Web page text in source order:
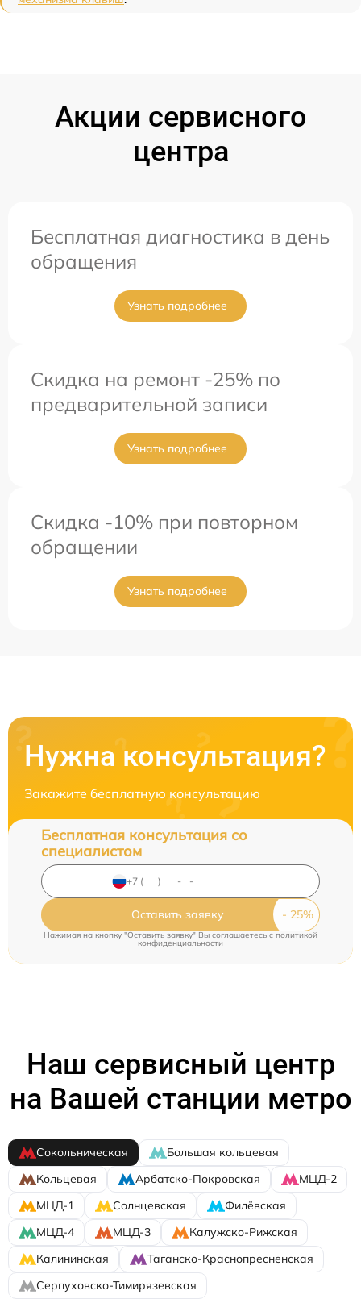
Акции сервисного
центра
Бесплатная диагностика в день
обращения
Узнать подробнее
Скидка на ремонт -25% по
предварительной записи
Узнать подробнее
Скидка -10% при повторном
обращении
Узнать подробнее
Нужна консультация?
Закажите бесплатную консультацию
Бесплатная консультация со
специалистом
Оставить заявку
Нажимая на кнопку "Оставить заявку" Вы соглашаетесь cполитикой
конфиденциальности
Наш сервисный центр
на Вашей станции метро
Сокольническая
Большая кольцевая
Кольцевая
Арбатско-Покровская
МЦД-2
МЦД-1
Солнцевская
Филёвская
МЦД-4
МЦД-3
Калужско-Рижская
Калининская
Таганско-Краснопресненская
Серпуховско-Тимирязевская